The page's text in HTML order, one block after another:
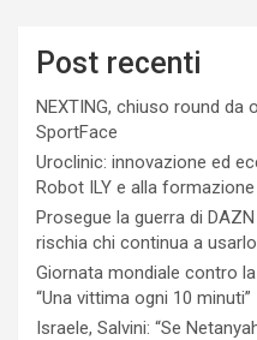
Post recenti
NEXTING, chiuso round da
SportFace
Uroclinic: innovazione ed
Robot ILY e alla
Prosegue la guerra di
rischia chi continua a
Giornata mondiale contro
“Una vittima ogni 10 minuti”
Israele, Salvini: “Se